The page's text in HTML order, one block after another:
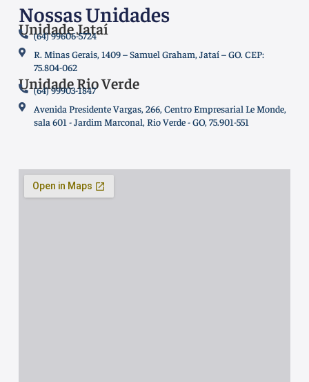
Nossas Unidades
Unidade Jataí
(64) 99606-5724
R. Minas Gerais, 1409 – Samuel Graham, Jataí – GO. CEP:
75.804-062
Unidade Rio Verde
(64) 99903-1847
Avenida Presidente Vargas, 266, Centro Empresarial Le Monde,
sala 601 - Jardim Marconal, Rio Verde - GO, 75.901-551